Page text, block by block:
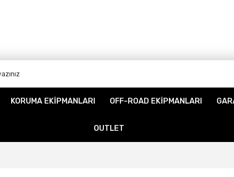
KORUMA EKİPMANLARI OFF-ROAD EKİPMANLARI
OUTLET